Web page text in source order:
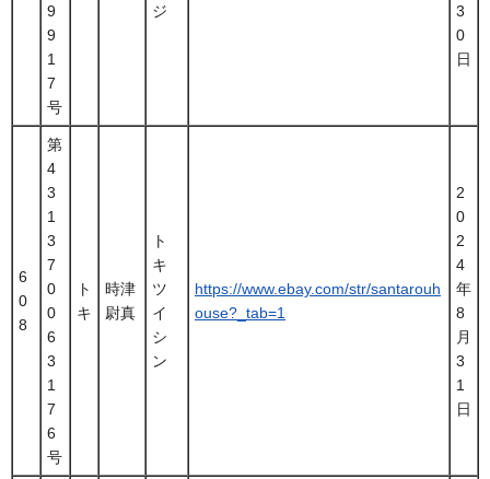
9
9
1
7
号
ジ
3
0
日
6
0
8
第
4
3
1
3
7
0
0
6
3
1
7
6
号
ト
キ
時津
尉真
ト
キ
ツ
イ
シ
ン
https://www.ebay.com/str/santarouh
ouse?_tab=1
2
0
2
4
年
8
月
3
1
日